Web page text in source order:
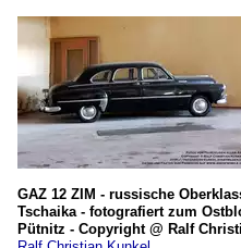
GAZ 12 ZIM - russische
Tschaika - fotografiert zum
Pütnitz - Copyright @ Ralf